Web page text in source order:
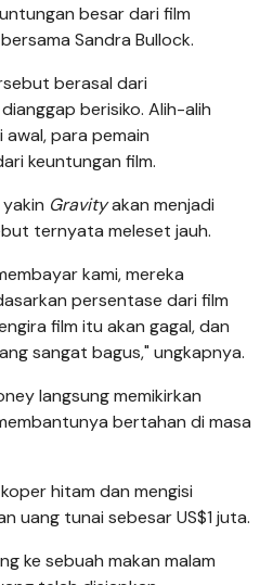
besar dari film
Sandra Bullock.
berasal dari
berisiko. Alih-alih
para pemain
keuntungan film.
Gravityakan menjadi
ternyata meleset jauh.
kami, mereka
persentase dari film
film itu akan gagal, dan
sangat bagus," ungkapnya.
langsung memikirkan
bertahan di masa
hitam dan mengisi
uang tunai sebesar US$1 juta.
ke sebuah makan malam